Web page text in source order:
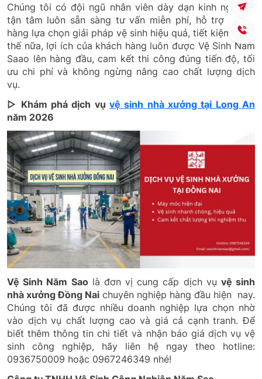
Chúng tôi có đội ngũ nhân viên dày dạn kinh nghiệm,
tận tâm luôn sẵn sàng tư vấn miễn phí, hỗ trợ khách
hàng lựa chọn giải pháp vệ sinh hiệu quả, tiết kiệm. Hơn
thế nữa, lợi ích của khách hàng luôn được Vệ Sinh Năm
Saao lên hàng đầu, cam kết thi công đúng tiến độ, tối
ưu chi phí và không ngừng nâng cao chất lượng dịch
vụ.
▷ Khám phá dịch vụ vệ sinh nhà xưởng tại Long An
năm 2026
Vệ Sinh Năm Saolà đơn vị cung cấp dịch vụ vệ sinh
nhà xưởng Đồng Nai chuyên nghiệp hàng đầu hiện nay.
Chúng tôi đã được nhiều doanh nghiệp lựa chọn nhờ
vào dịch vụ chất lượng cao và giá cả cạnh tranh. Để
biết thêm thông tin chi tiết và nhận báo giá dịch vụ vệ
sinh công nghiệp, hãy liên hệ ngay theo hotline:
0936750009 hoặc 0967246349 nhé!